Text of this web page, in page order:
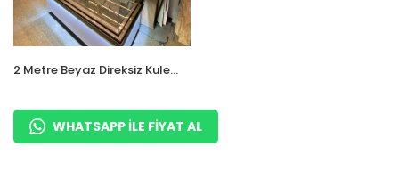
2 Metre Beyaz Direksiz Kule
WHATSAPP ILE FIYAT AL